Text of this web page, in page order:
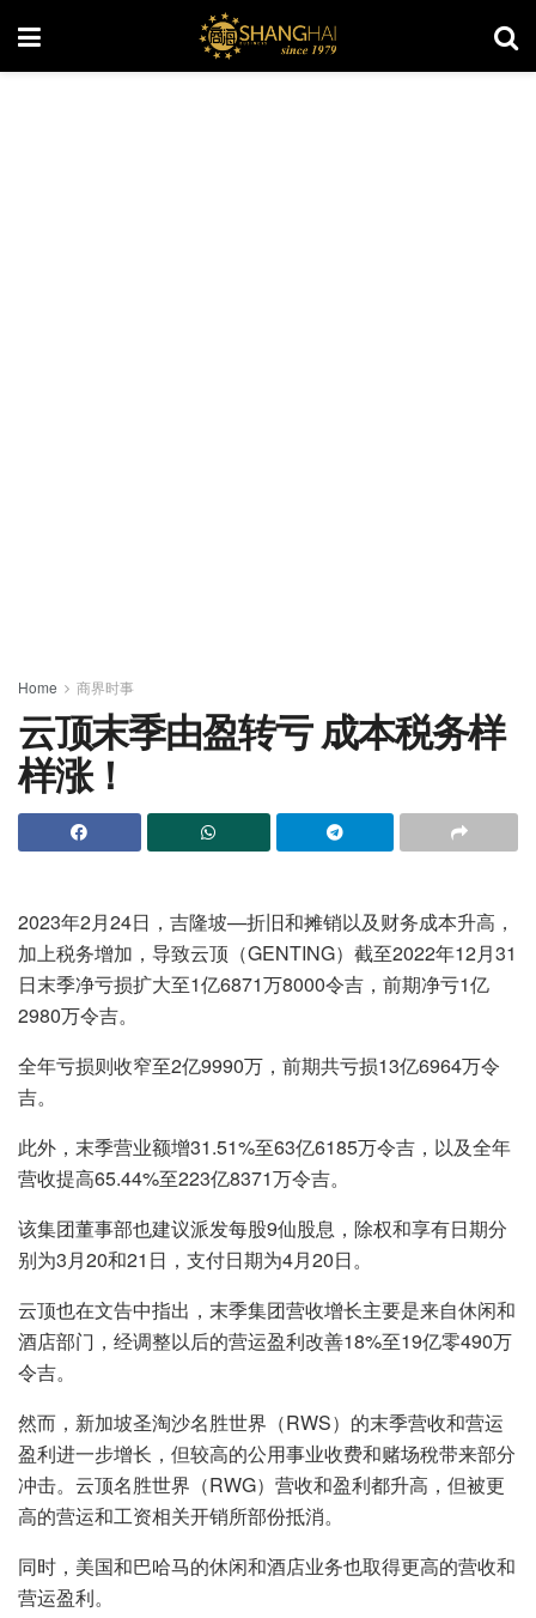
Home 商界时事
云顶末季由盈转亏 成本税务样
样涨！
2023年2月24日，吉隆坡—折旧和摊销以及财务成本升高，
加上税务增加，导致云顶（GENTING）截至2022年12月31
日末季净亏损扩大至1亿6871万8000令吉，前期净亏1亿
2980万令吉。
全年亏损则收窄至2亿9990万，前期共亏损13亿6964万令
吉。
此外，末季营业额增31.51%至63亿6185万令吉，以及全年
营收提高65.44%至223亿8371万令吉。
该集团董事部也建议派发每股9仙股息，除权和享有日期分
别为3月20和21日，支付日期为4月20日。
云顶也在文告中指出，末季集团营收增长主要是来自休闲和
酒店部门，经调整以后的营运盈利改善18%至19亿零490万
令吉。
然而，新加坡圣淘沙名胜世界（RWS）的末季营收和营运
盈利进一步增长，但较高的公用事业收费和赌场稅带来部分
冲击。云顶名胜世界（RWG）营收和盈利都升高，但被更
高的营运和工资相关开销所部份抵消。
同时，美国和巴哈马的休闲和酒店业务也取得更高的营收和
营运盈利。